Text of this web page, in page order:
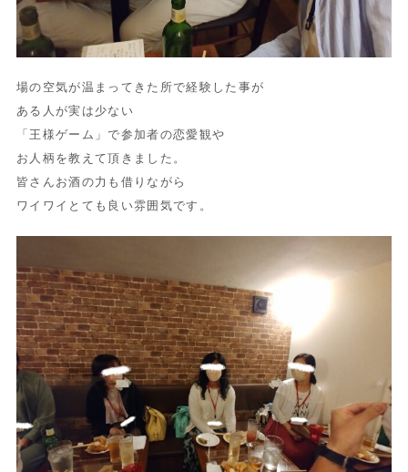
場の空気が温まってきた所で経験した事が
ある人が実は少ない
「王様ゲーム」で参加者の恋愛観や
お人柄を教えて頂きました。
皆さんお酒の力も借りながら
ワイワイとても良い雰囲気です。